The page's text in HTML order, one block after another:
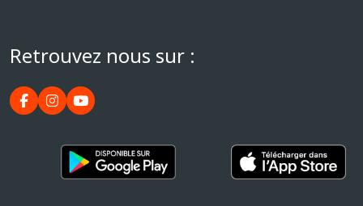
Retrouvez nous sur :